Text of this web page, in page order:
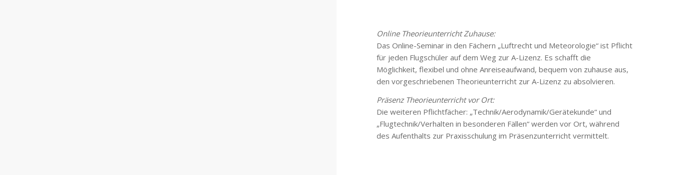
Online Theorieunterricht Zuhause:
Das Online-Seminar in den Fächern „Luftrecht und Meteorologie“ ist Pflicht
für jeden Flugschüler auf dem Weg zur A-Lizenz. Es schafft die
Möglichkeit, flexibel und ohne Anreiseaufwand, bequem von zuhause aus,
den vorgeschriebenen Theorieunterricht zur A-Lizenz zu absolvieren.
Präsenz Theorieunterricht vor Ort:
Die weiteren Pflichtfächer: „Technik/Aerodynamik/Gerätekunde“ und
„Flugtechnik/Verhalten in besonderen Fällen“ werden vor Ort, während
des Aufenthalts zur Praxisschulung im Präsenzunterricht vermittelt.